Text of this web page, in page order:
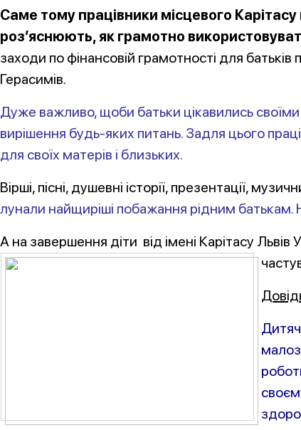
Саме тому працівники місцевого
роз’яснюють, як грамотно
заходи по фінансовій грамотності для
Герасимів.
Дуже важливо, щоби батьки цікавились
вирішення будь-яких питань. Задля цього
для своїх матерів і близьких.
Вірші, пісні, душевні історії, презентації,
лунали найщиріші побажання рідним батькам.
А на завершення діти від імені Карітасу